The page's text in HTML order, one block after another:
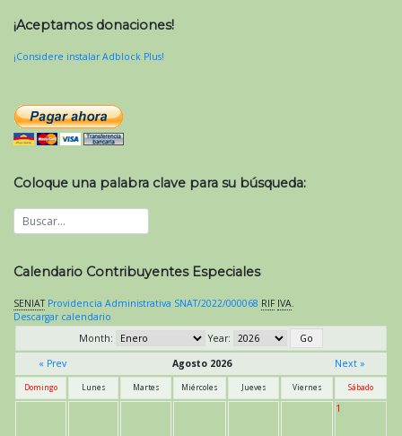
¡Aceptamos donaciones!
¡Considere instalar Adblock Plus!
Coloque una palabra clave para su búsqueda:
Calendario Contribuyentes Especiales
SENIAT Providencia Administrativa SNAT/2022/000068 RIF IVA.
Descargar calendario
Month:
Year:
« Prev
Agosto 2026 Next »
Domingo Lunes Martes Miércoles Jueves Viernes Sábado
1